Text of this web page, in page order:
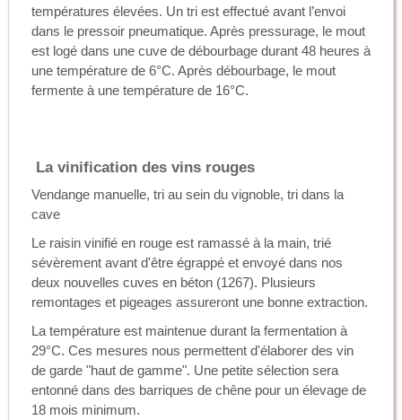
températures élevées. Un tri est effectué avant l’envoi
dans le pressoir pneumatique. Après pressurage, le mout
est logé dans une cuve de débourbage durant 48 heures à
une température de 6°C. Après débourbage, le mout
fermente à une température de 16°C.
La vinification des vins rouges
Vendange manuelle, tri au sein du vignoble, tri dans la
cave
Le raisin vinifié en rouge est ramassé à la main, trié
sévèrement avant d'être égrappé et envoyé dans nos
deux nouvelles cuves en béton (1267). Plusieurs
remontages et pigeages assureront une bonne extraction.
La température est maintenue durant la fermentation à
29°C. Ces mesures nous permettent d'élaborer des vin
de garde "haut de gamme". Une petite sélection sera
entonné dans des barriques de chêne pour un élevage de
18 mois minimum.